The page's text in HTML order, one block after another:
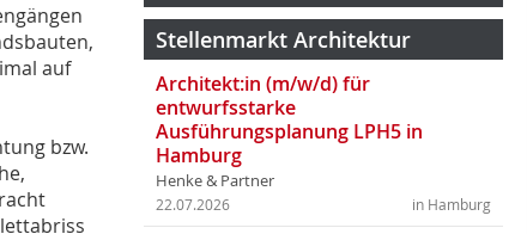
auf
bzw.
Stellenmarkt Architektur
Architekt:in (m/w/d) für
entwurfsstarke
Ausführungsplanung LPH5 in
Hamburg
Henke & Partner
in Hamburg
22.07.2026